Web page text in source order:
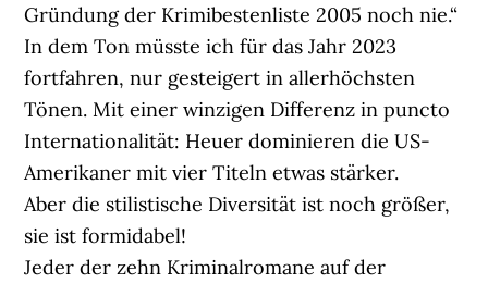
Gründung der Krimibestenliste 2005 noch nie.“
In dem Ton müsste ich für das Jahr 2023
fortfahren, nur gesteigert in allerhöchsten
Tönen. Mit einer winzigen Differenz in puncto
Internationalität: Heuer dominieren die US-
Amerikaner mit vier Titeln etwas stärker.
Aber die stilistische Diversität ist noch größer,
sie ist formidabel!
Jeder der zehn Kriminalromane auf der